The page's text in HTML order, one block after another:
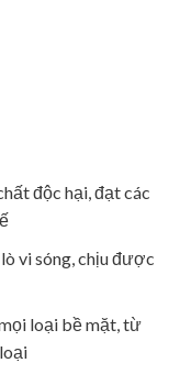
độc hại, đạt các
vi sóng, chịu được
loại bề mặt, từ